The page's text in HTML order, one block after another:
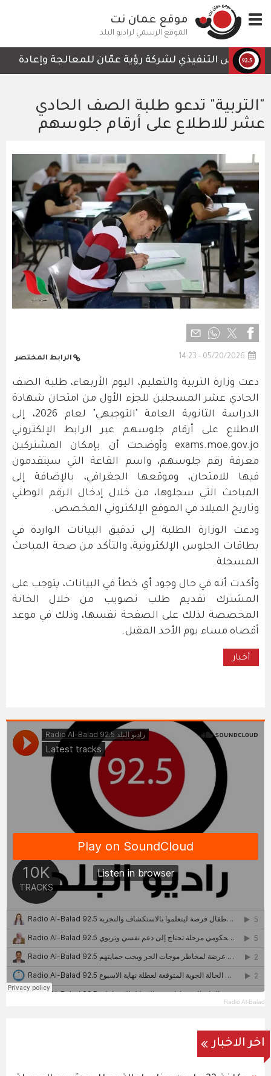
إلى
المحتوى
الرئيسي
Toggle
navigation
موقع عمان نت
الموقع الرسمي لراديو البلد
الرئيس التنفيذي لشركة رؤية عمّان للمعالجة وإعادة
"التربية" تدعو طلبة الصف الحادي
عشر للاطلاع على أرقام جلوسهم
05/20/2026 - 14:23 الرابط المختصر
دعت وزارة التربية والتعليم، اليوم الأربعاء، طلبة الصف
الحادي عشر المسجلين للجزء الأول من امتحان شهادة
الدراسة الثانوية العامة "التوجيهي" لعام 2026، إلى
الاطلاع على أرقام جلوسهم عبر الرابط الإلكتروني
exams.moe.gov.jo وأوضحت أن بإمكان المشتركين
معرفة رقم جلوسهم، واسم القاعة التي سيتقدمون
فيها للامتحان، وموقعها الجغرافي، بالإضافة إلى
المباحث التي سجلوها، من خلال إدخال الرقم الوطني
وتاريخ الميلاد في الموقع الإلكتروني المخصص.
ودعت الوزارة الطلبة إلى تدقيق البيانات الواردة في
بطاقات الجلوس الإلكترونية، والتأكد من صحة المباحث
المسجلة.
وأكدت أنه في حال وجود أي خطأ في البيانات، يتوجب على
المشترك تقديم طلب تصويب من خلال الخانة
المخصصة لذلك على الصفحة نفسها، وذلك في موعد
أقصاه مساء يوم الأحد المقبل.
أخبار
Radio Al-Balad
اخر الاخبار